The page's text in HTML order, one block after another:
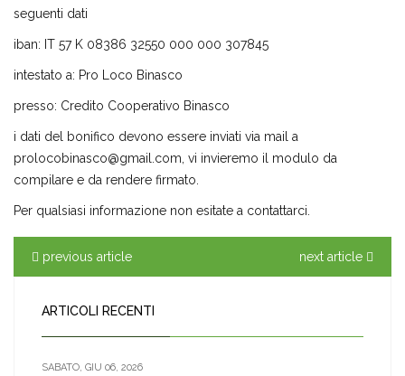
seguenti dati
iban: IT 57 K 08386 32550 000 000 307845
intestato a: Pro Loco Binasco
presso: Credito Cooperativo Binasco
i dati del bonifico devono essere inviati via mail a
prolocobinasco@gmail.com, vi invieremo il modulo da
compilare e da rendere firmato.
Per qualsiasi informazione non esitate a contattarci.
previous article next article
ARTICOLI RECENTI
SABATO, GIU 06, 2026